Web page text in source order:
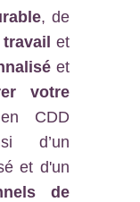
, de
et
et
votre
CDD
d’un
et d'un
de